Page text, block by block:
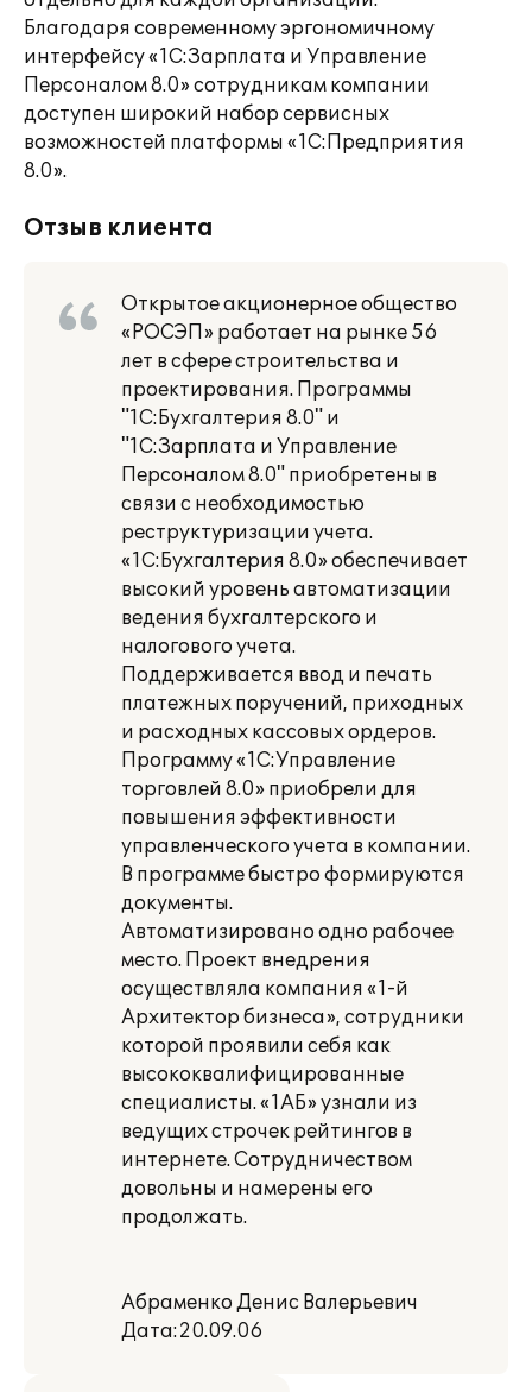
Благодаря современному эргономичному
интерфейсу «1С:Зарплата и Управление
Персоналом 8.0» сотрудникам компании
доступен широкий набор сервисных
возможностей платформы «1С:Предприятия
8.0».
Отзыв клиента
Открытое акционерное общество
«РОСЭП» работает на рынке 56
лет в сфере строительства и
проектирования. Программы
"1С:Бухгалтерия 8.0" и
"1С:Зарплата и Управление
Персоналом 8.0" приобретены в
связи с необходимостью
реструктуризации учета.
«1С:Бухгалтерия 8.0» обеспечивает
высокий уровень автоматизации
ведения бухгалтерского и
налогового учета.
Поддерживается ввод и печать
платежных поручений, приходных
и расходных кассовых ордеров.
Программу «1С:Управление
торговлей 8.0» приобрели для
повышения эффективности
управленческого учета в компании.
В программе быстро формируются
документы.
Автоматизировано одно рабочее
место. Проект внедрения
осуществляла компания «1-й
Архитектор бизнеса», сотрудники
которой проявили себя как
высококвалифицированные
специалисты. «1АБ» узнали из
ведущих строчек рейтингов в
интернете. Сотрудничеством
довольны и намерены его
продолжать.
Абраменко Денис Валерьевич
Дата:20.09.06